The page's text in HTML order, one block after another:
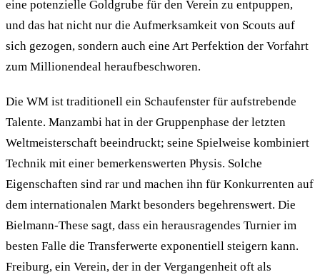
eine potenzielle Goldgrube für den Verein zu entpuppen,
und das hat nicht nur die Aufmerksamkeit von Scouts auf
sich gezogen, sondern auch eine Art Perfektion der Vorfahrt
zum Millionendeal heraufbeschworen.
Die WM ist traditionell ein Schaufenster für aufstrebende
Talente. Manzambi hat in der Gruppenphase der letzten
Weltmeisterschaft beeindruckt; seine Spielweise kombiniert
Technik mit einer bemerkenswerten Physis. Solche
Eigenschaften sind rar und machen ihn für Konkurrenten auf
dem internationalen Markt besonders begehrenswert. Die
Bielmann-These sagt, dass ein herausragendes Turnier im
besten Falle die Transferwerte exponentiell steigern kann.
Freiburg, ein Verein, der in der Vergangenheit oft als